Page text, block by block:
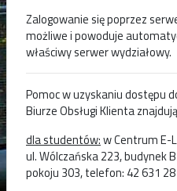
Zalogowanie się poprzez
możliwe i powoduje
właściwy serwer wydziałowy.
Pomoc w uzyskaniu dostępu
Biurze Obsługi Klienta
dla studentów:w Centrum E-
ul. Wólczańska 223, budynek
pokoju 303, telefon: 42 631